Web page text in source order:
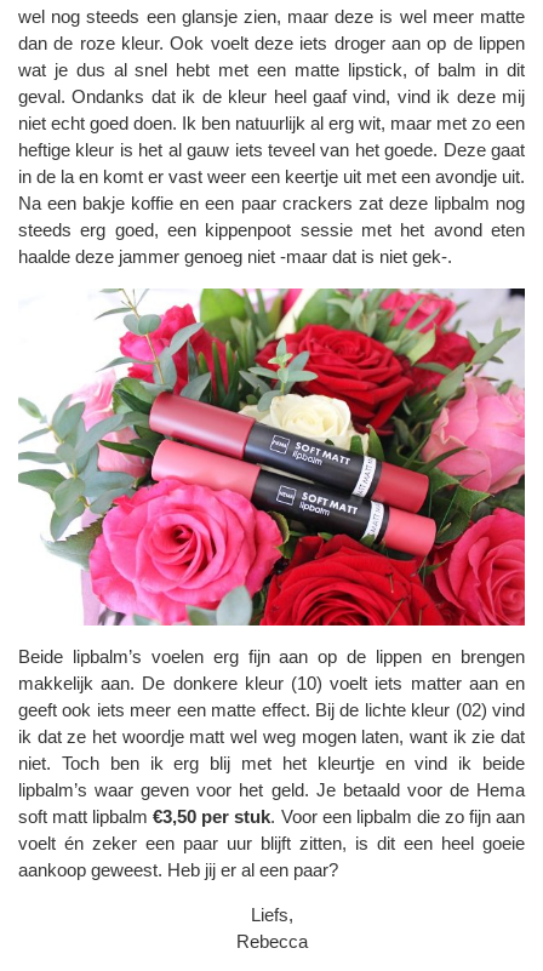
wel nog steeds een glansje zien, maar deze is wel meer matte
dan de roze kleur. Ook voelt deze iets droger aan op de lippen
wat je dus al snel hebt met een matte lipstick, of balm in dit
geval. Ondanks dat ik de kleur heel gaaf vind, vind ik deze mij
niet echt goed doen. Ik ben natuurlijk al erg wit, maar met zo een
heftige kleur is het al gauw iets teveel van het goede. Deze gaat
in de la en komt er vast weer een keertje uit met een avondje uit.
Na een bakje koffie en een paar crackers zat deze lipbalm nog
steeds erg goed, een kippenpoot sessie met het avond eten
haalde deze jammer genoeg niet -maar dat is niet gek-.
Beide lipbalm’s voelen erg fijn aan op de lippen en brengen
makkelijk aan. De donkere kleur (10) voelt iets matter aan en
geeft ook iets meer een matte effect. Bij de lichte kleur (02) vind
ik dat ze het woordje matt wel weg mogen laten, want ik zie dat
niet. Toch ben ik erg blij met het kleurtje en vind ik beide
lipbalm’s waar geven voor het geld. Je betaald voor de Hema
soft matt lipbalm €3,50 per stuk. Voor een lipbalm die zo fijn aan
voelt én zeker een paar uur blijft zitten, is dit een heel goeie
aankoop geweest. Heb jij er al een paar?
Liefs,
Rebecca